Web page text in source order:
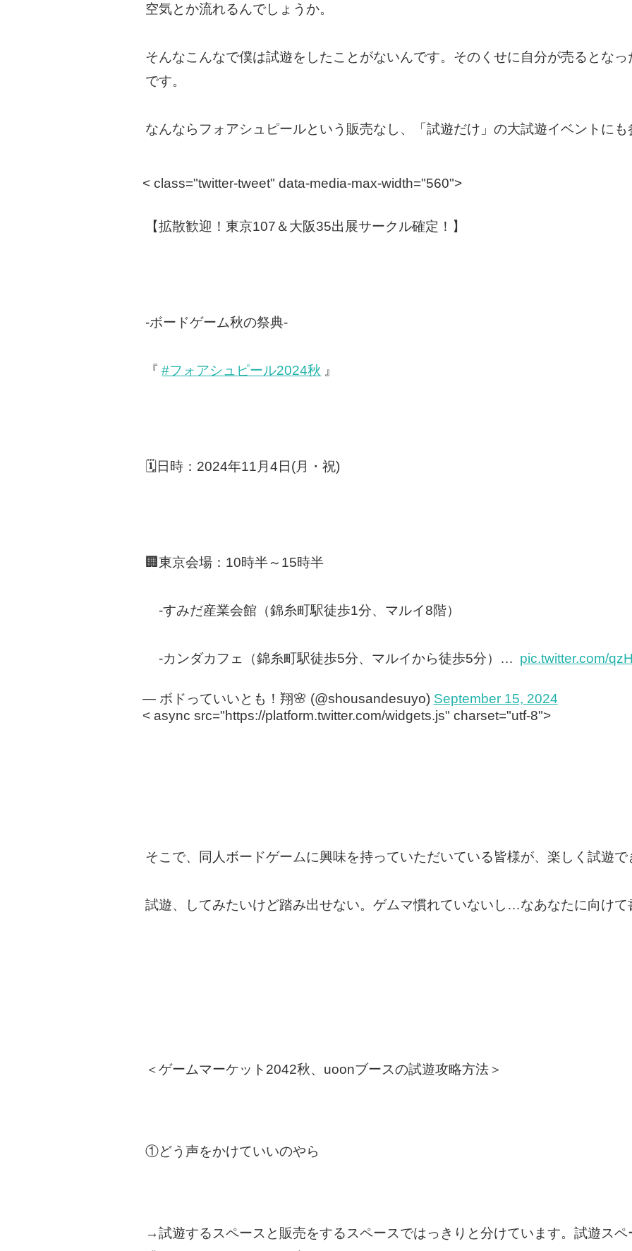
空気とか流れるんでしょうか。
そんなこんなで僕は試遊をしたことがないんです。そのくせに自分が売るとな
です。
なんならフォアシュピールという販売なし、「試遊だけ」の大試遊イベントに
< class="twitter-tweet" data-media-max-width="560">
【拡散歓迎！東京107＆大阪35出展サークル確定！】
-ボードゲーム秋の祭典-
『 #フォアシュピール2024秋 』
🗓️日時：2024年11月4日(月・祝)
🏢東京会場：10時半～15時半
-すみだ産業会館（錦糸町駅徒歩1分、マルイ8階）
-カンダカフェ（錦糸町駅徒歩5分、マルイから徒歩5分）… pic.twitter.com/
— ボドっていいとも！翔🌸 (@shousandesuyo) September 15, 2024
< async src="https://platform.twitter.com/widgets.js" charset="utf-8">
そこで、同人ボードゲームに興味を持っていただいている皆様が、楽しく試遊
試遊、してみたいけど踏み出せない。ゲムマ慣れていないし…なあなたに向けて
＜ゲームマーケット2042秋、uoonブースの試遊攻略方法＞
①どう声をかけていいのやら
→試遊するスペースと販売をするスペースではっきりと分けています。試遊ス